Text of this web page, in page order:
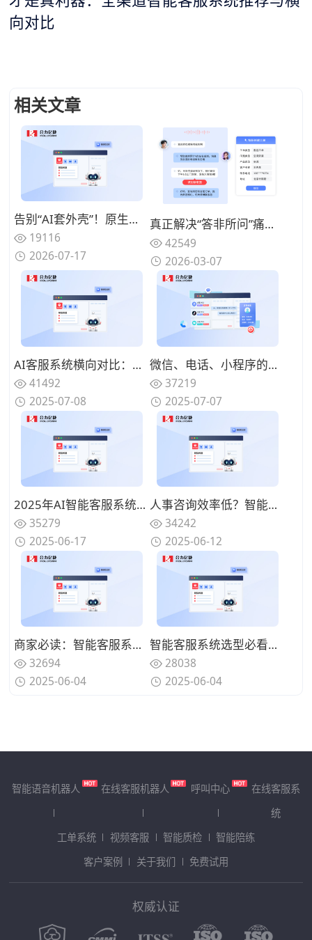
向对比
相关文章
告别“AI套外壳”！原生集成呼叫中心+AI电话客服+工单系统的全栈厂商推荐
19116
2026-07-17
真正解决“答非所问”痛点：2026年基于语义理解深度的智能客服机器人能力拆解与优选
42549
2026-03-07
AI客服系统横向对比：深度评测主流品牌优缺点
41492
2025-07-08
微信、电话、小程序的客户消息如何整合？如何利用智能客服实现全渠道对接？
37219
2025-07-07
2025年AI智能客服系统怎么选？这几家厂商值得关注
35279
2025-06-17
人事咨询效率低？智能客服系统实时应答，3步解决90%高频问题
34242
2025-06-12
商家必读：智能客服系统如何实现万店咨询分流管理？
32694
2025-06-04
智能客服系统选型必看：多店铺接待场景5个核心功能解析
28038
2025-06-04
智能语音机器人 在线客服机器人 呼叫中心
在线客服系
统
工单系统
视频客服 智能质检
智能陪练
客户案例
关于我们 免费试用
权威认证